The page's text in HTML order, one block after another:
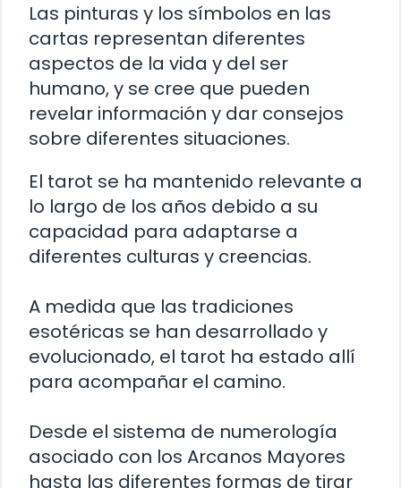
Las pinturas y los símbolos en las
cartas representan diferentes
aspectos de la vida y del ser
humano, y se cree que pueden
revelar información y dar consejos
sobre diferentes situaciones.
El tarot se ha mantenido relevante a
lo largo de los años debido a su
capacidad para adaptarse a
diferentes culturas y creencias.
A medida que las tradiciones
esotéricas se han desarrollado y
evolucionado, el tarot ha estado allí
para acompañar el camino.
Desde el sistema de numerología
asociado con los Arcanos Mayores
hasta las diferentes formas de tirar